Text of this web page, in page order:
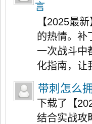
言
【2025最
的热情。补
一次战斗中
化指南，让
带刺怎么
下载了【
结合实战攻